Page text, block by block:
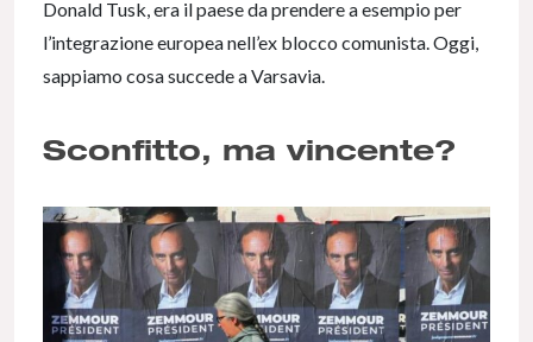
Donald Tusk, era il paese da prendere a esempio per
l’integrazione europea nell’ex blocco comunista. Oggi,
sappiamo cosa succede a Varsavia.
Sconfitto, ma vincente?